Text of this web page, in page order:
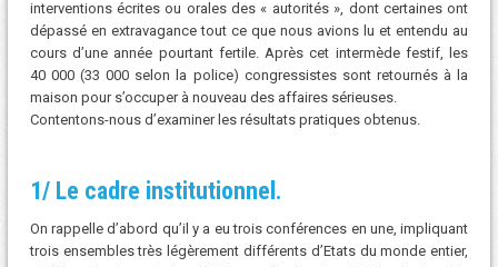
interventions écrites ou orales des « autorités », dont certaines ont
dépassé en extravagance tout ce que nous avions lu et entendu au
cours d’une année pourtant fertile. Après cet intermède festif, les
40 000 (33 000 selon la police) congressistes sont retournés à la
maison pour s’occuper à nouveau des affaires sérieuses.
Contentons-nous d’examiner les résultats pratiques obtenus.
1/ Le cadre institutionnel .
On rappelle d’abord qu’il y a eu trois conférences en une, impliquant
trois ensembles très légèrement différents d’Etats du monde entier,